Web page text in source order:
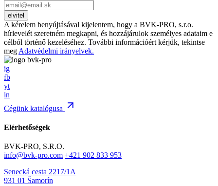
A kérelem benyújtásával kijelentem, hogy a BVK-PRO, s.r.o.
hírlevelét szeretném megkapni, és hozzájárulok személyes adataim e
célból történő kezeléséhez. További információért kérjük, tekintse
meg Adatvédelmi irányelvek.
ig
fb
yt
in
Cégünk katalógusa
Elérhetőségek
BVK-PRO, S.R.O.
info@bvk-pro.com +421 902 833 953
Senecká cesta 2217/1A
931 01 Šamorín